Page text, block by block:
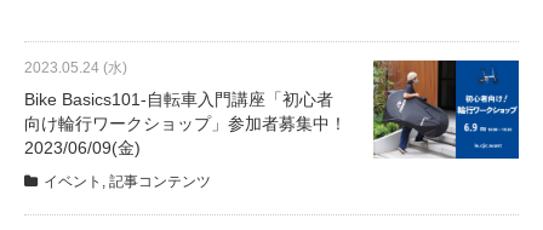
サービス全般
修理・メンテナンス工賃
2023.05.24 (水)
Bike Basics101-自転車入門講座「初心者
向け輪行ワークショップ」参加者募集中！
2023/06/09(金)
イベント 記事コンテンツ